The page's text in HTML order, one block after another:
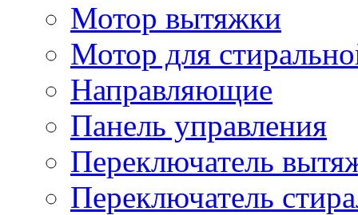
Мотор вытяжки
Мотор для
Направляющие
Панель управления
Переключатель
Переключатель